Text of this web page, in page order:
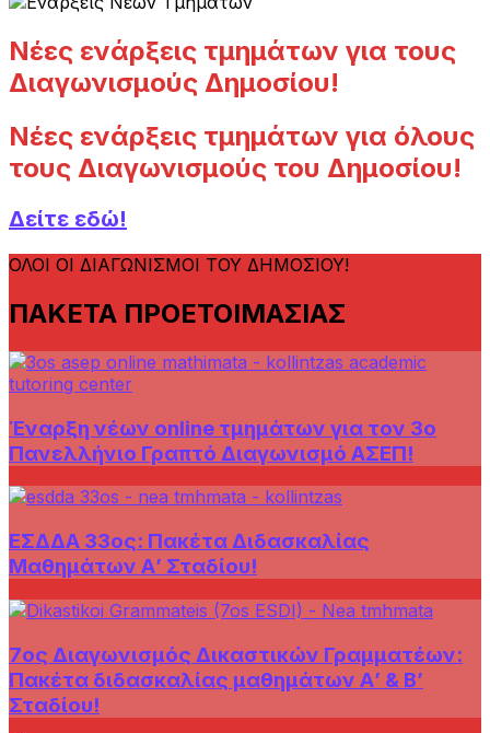
Νέες ενάρξεις τμημάτων για τους
Διαγωνισμούς Δημοσίου!
Νέες ενάρξεις τμημάτων για όλους
τους Διαγωνισμούς του Δημοσίου!
Δείτε εδώ!
ΟΛΟΙ ΟΙ ΔΙΑΓΩΝΙΣΜΟΙ ΤΟΥ ΔΗΜΟΣΙΟΥ!
ΠΑΚΕΤΑ ΠΡΟΕΤΟΙΜΑΣΙΑΣ
Έναρξη νέων online τμημάτων για τον 3ο
Πανελλήνιο Γραπτό Διαγωνισμό ΑΣΕΠ!
ΕΣΔΔΑ 33ος: Πακέτα Διδασκαλίας
Μαθημάτων Α’ Σταδίου!
7ος Διαγωνισμός Δικαστικών Γραμματέων:
Πακέτα διδασκαλίας μαθημάτων Α’ & Β’
Σταδίου!